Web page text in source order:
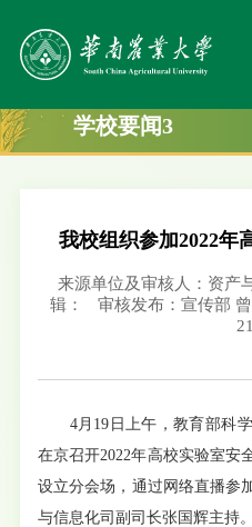
学校要闻3
我校组织参加2022年
来源单位及审核人：资产
辑：
审核发布：宣传部
21
4月19日上午，教育部科学
在京召开2022年高校实验室安
设立分会场，通过网络直播参
与信息化司副司长张国辉主持